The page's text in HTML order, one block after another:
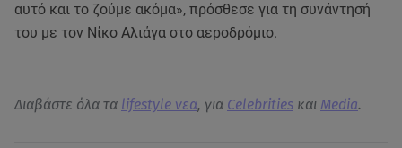
αυτό και το ζούμε ακόμα», πρόσθεσε για τη συνάντησή
του με τον Νίκο Αλιάγα στο αεροδρόμιο.
Διαβάστε όλα τα lifestyle νεα, για Celebrities και Media.